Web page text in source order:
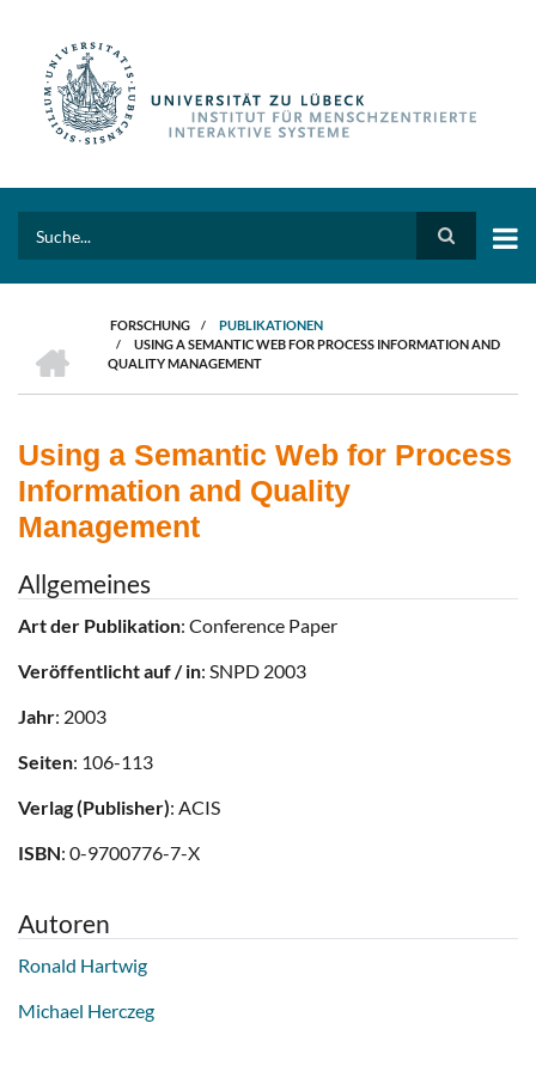
PFADNAVIGATION
FORSCHUNG / PUBLIKATIONEN
/
USING A SEMANTIC WEB FOR PROCESS INFORMATION AND
QUALITY MANAGEMENT
Using a Semantic Web for Process
Information and Quality
Management
Allgemeines
Art der Publikation: Conference Paper
Veröffentlicht auf / in: SNPD 2003
Jahr: 2003
Seiten: 106-113
Verlag (Publisher): ACIS
ISBN: 0-9700776-7-X
Autoren
Ronald Hartwig
Michael Herczeg